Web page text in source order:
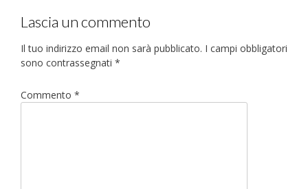
Lascia un commento
Il tuo indirizzo email non sarà pubblicato. I campi obbligatori
sono contrassegnati *
Commento *